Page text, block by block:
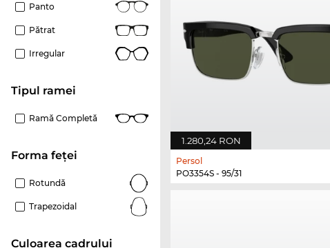
Panto
Pătrat
Irregular
Tipul ramei
Ramă Completă
Forma feței
Rotundă
Trapezoidal
Culoarea cadrului
1.280,24 RON
Persol
PO3354S - 95/31